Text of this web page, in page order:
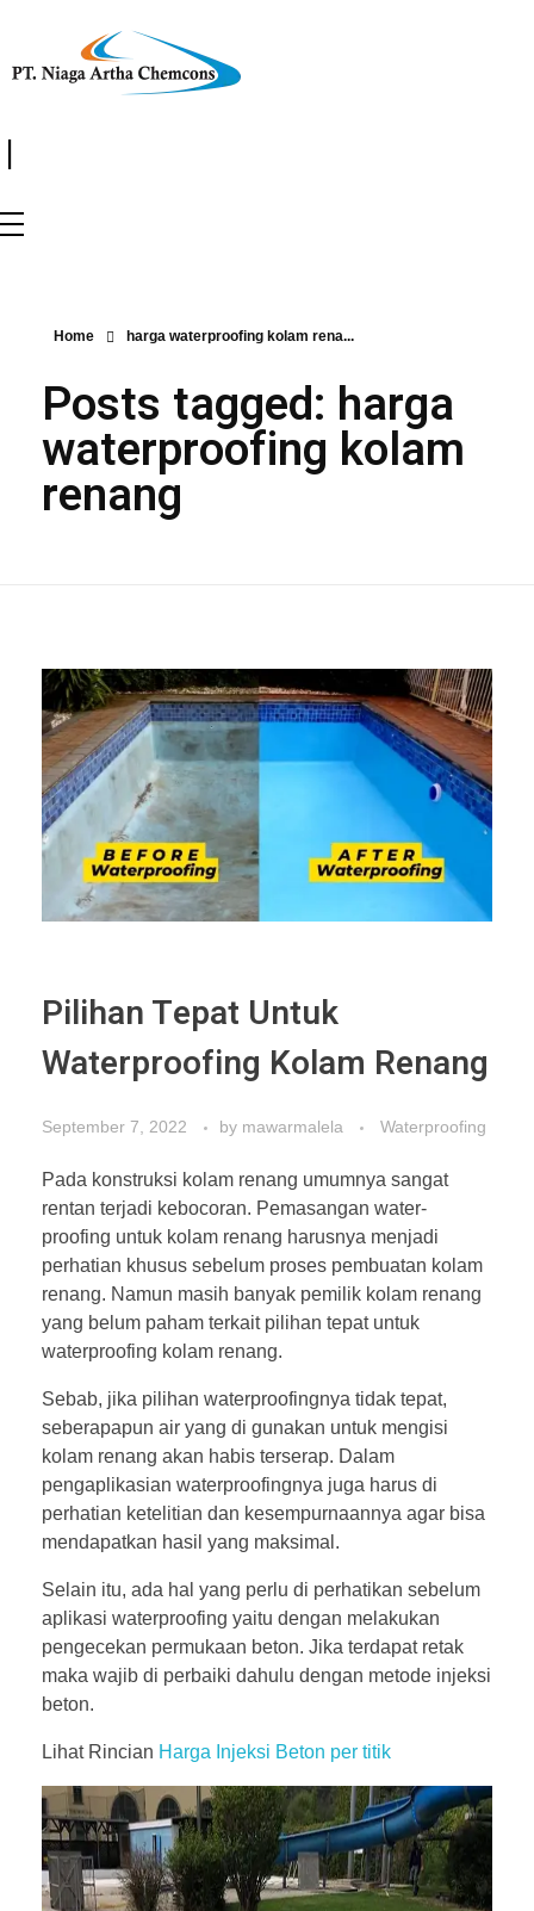
|
Home harga waterproofing kolam rena...
Posts tagged: harga
waterproofing kolam
renang
Pilihan Tepat Untuk
Waterproofing Kolam Renang
September 7, 2022 by mawarmalela Waterproofing
Pada konstruksi kolam renang umumnya sangat
rentan terjadi kebocoran. Pemasangan water-
proofing untuk kolam renang harusnya menjadi
perhatian khusus sebelum proses pembuatan kolam
renang. Namun masih banyak pemilik kolam renang
yang belum paham terkait pilihan tepat untuk
waterproofing kolam renang.
Sebab, jika pilihan waterproofingnya tidak tepat,
seberapapun air yang di gunakan untuk mengisi
kolam renang akan habis terserap. Dalam
pengaplikasian waterproofingnya juga harus di
perhatian ketelitian dan kesempurnaannya agar bisa
mendapatkan hasil yang maksimal.
Selain itu, ada hal yang perlu di perhatikan sebelum
aplikasi waterproofing yaitu dengan melakukan
pengecekan permukaan beton. Jika terdapat retak
maka wajib di perbaiki dahulu dengan metode injeksi
beton.
Lihat Rincian Harga Injeksi Beton per titik